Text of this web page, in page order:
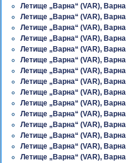
Летище „Варна“ (VAR), Варна
Летище „Варна“ (VAR), Варна
Летище „Варна“ (VAR), Варна
Летище „Варна“ (VAR), Варна
Летище „Варна“ (VAR), Варна
Летище „Варна“ (VAR), Варна
Летище „Варна“ (VAR), Варна
Летище „Варна“ (VAR), Варна
Летище „Варна“ (VAR), Варна
Летище „Варна“ (VAR), Варна
Летище „Варна“ (VAR), Варна
Летище „Варна“ (VAR), Варна
Летище „Варна“ (VAR), Варна
Летище „Варна“ (VAR), Варна
Летище „Варна“ (VAR), Варна